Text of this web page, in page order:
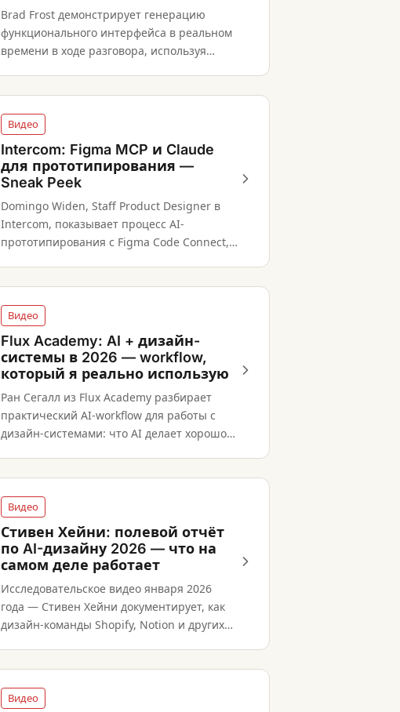
Brad Frost демонстрирует генерацию
функционального интерфейса в реальном
времени в ходе разговора, используя
Видео
Intercom: Figma MCP и Claude
для прототипирования —
Sneak Peek
Domingo Widen, Staff Product Designer в
Intercom, показывает процесс AI-
прототипирования с Figma Code Connect,
Видео
Flux Academy: AI + дизайн-
системы в 2026 — workflow,
который я реально использую
Ран Сегалл из Flux Academy разбирает
практический AI-workflow для работы с
дизайн-системами: что AI делает хорошо и
Видео
Стивен Хейни: полевой отчёт
по AI-дизайну 2026 — что на
самом деле работает
Исследовательское видео января 2026
года — Стивен Хейни документирует, как
дизайн-команды Shopify, Notion и других
Видео